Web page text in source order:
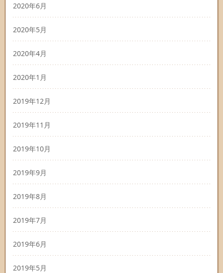
2020年6月
2020年5月
2020年4月
2020年1月
2019年12月
2019年11月
2019年10月
2019年9月
2019年8月
2019年7月
2019年6月
2019年5月